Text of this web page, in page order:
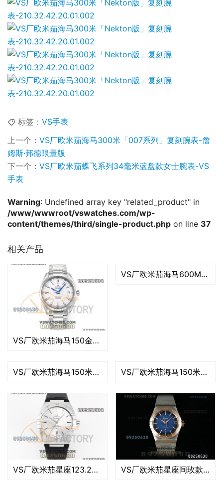
标签： VS手表
上一个： VS厂欧米茄海马300米「007系列」复刻腕表-詹
姆斯·邦德限量版
下一个： VS厂欧米茄蝶飞系列34毫米蓝盘款女士腕表-VS
手表
Warning: Undefined array key "related_product" in
/www/wwwroot/vswatches.com/wp-
content/themes/third/single-product.php on line 37
相关产品
VS厂欧米茄海马150金针队长复刻腕表-VS手表
VS厂欧米茄海马600M美洲杯款复刻腕表-VS手表
VS厂欧米茄海马150米「GMT黑盘」复刻腕表-231.10.43.22.01.001 VS厂欧米茄海马150米太阳纹白复刻腕表-34毫米款
VS厂欧米茄星座123.20.38.21.08.001复刻腕表-38毫米款 VS厂欧米茄星座间玫款烟熏蓝浮雕菱形复刻腕表-123.20.38.21.03.001